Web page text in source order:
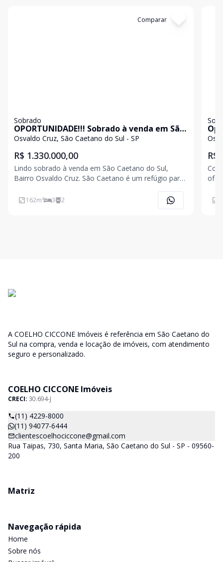
Comparar
Sobrado
OPORTUNIDADE!!! Sobrado à venda em São
Caetano do Sul - Bairro Osvaldo Cruz
Osvaldo Cruz, São Caetano do Sul - SP
R$ 1.330.000,00
Lindo sobrado à venda em São Caetano do Sul,
Bairro Osvaldo Cruz. São Caetano é um refúgio para
abre mão de estar em um município
economicamente desenvolvido. Cercada por grandes
162m² 3 2
R$
A COELHO CICCONE Imóveis é referência em São Caetano do
Sul na compra, venda e locação de imóveis, com atendimento
seguro e personalizado.
COELHO CICCONE Imóveis
CRECI: 30.694-J
(11) 4229-8000
(11) 94077-6444
clientescoelhociccone@gmail.com
Rua Taipas, 730, Santa Maria, São Caetano do Sul - SP - 09560-
200
Matriz
Navegação rápida
Home
Sobre nós